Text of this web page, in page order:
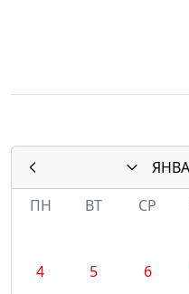
ПН
ВТ СР
4
5 6